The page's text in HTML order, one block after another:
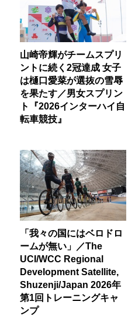
山崎帝輝がチームスプリ
ントに続く2冠達成 女子
は樋口愛菜が選抜の雪辱
を果たす／男女スプリン
ト『2026インターハイ自
転車競技』
「我々の国にはベロドロ
ームが無い」／The
UCI/WCC Regional
Development Satellite,
Shuzenji/Japan 2026年
第1回トレーニングキャ
ンプ